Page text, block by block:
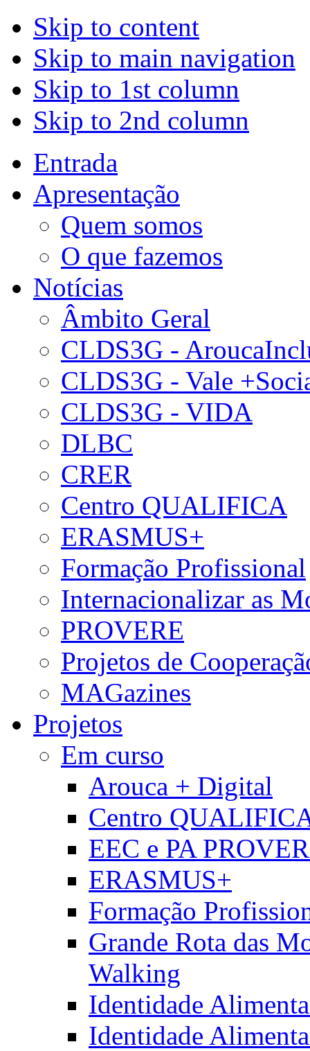
Skip to content
Skip to main navigation
Skip to 1st column
Skip to 2nd column
Entrada
Apresentação
Quem somos
O que fazemos
Notícias
Âmbito Geral
CLDS3G -
CLDS3G - Vale
CLDS3G - VIDA
DLBC
CRER
Centro QUALIFICA
ERASMUS+
Formação Profissional
Internacionalizar as
PROVERE
Projetos de
MAGazines
Projetos
Em curso
Arouca + Digital
Centro
EEC e PA
ERASMUS+
Formação
Grande Rota das
Walking
Identidade
Identidade